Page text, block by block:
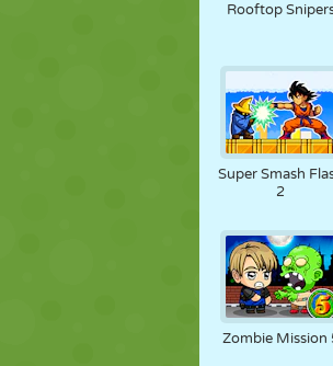
Rooftop
Super Smash
2
Zombie Mission